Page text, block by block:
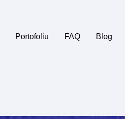
Portofoliu FAQ Blog